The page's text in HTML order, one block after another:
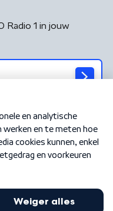
Radio 1 in jouw